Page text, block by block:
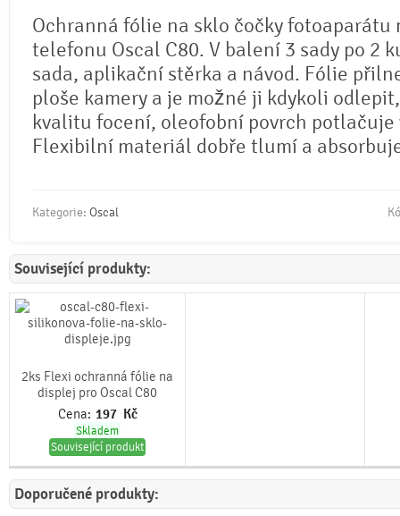
Ochranná fólie na sklo čočky fotoaparátu
telefonu Oscal C80. V balení 3 sady po 2
sada, aplikační stěrka a návod. Fólie
ploše kamery a je možné ji kdykoli
kvalitu focení, oleofobní povrch potlačuje
Flexibilní materiál dobře tlumí a
Kategorie: Oscal
Související produkty:
2ks Flexi ochranná fólie na
displej pro Oscal C80
Cena: 197 Kč
Skladem
Související produkt
Doporučené produkty: